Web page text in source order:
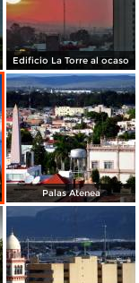
Edificio La Torre al ocaso
Palas Atenea